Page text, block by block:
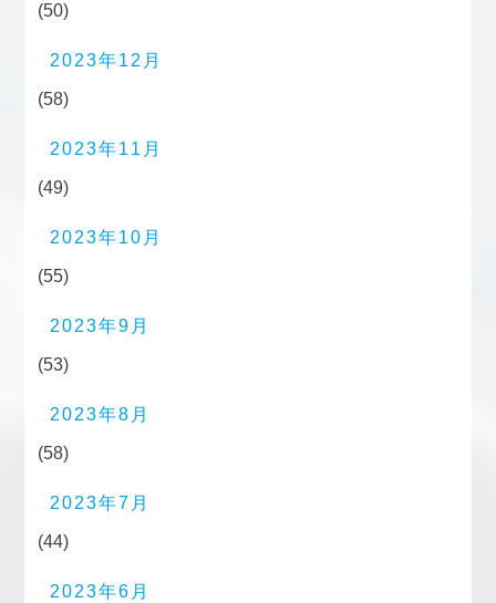
(50)
2023年12月
(58)
2023年11月
(49)
2023年10月
(55)
2023年9月
(53)
2023年8月
(58)
2023年7月
(44)
2023年6月